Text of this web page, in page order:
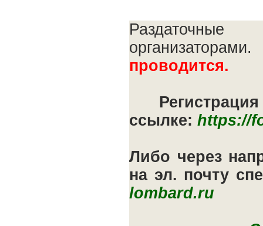
проводится.
ссылке: https://
Либо через
на эл. почту
lombard.ru